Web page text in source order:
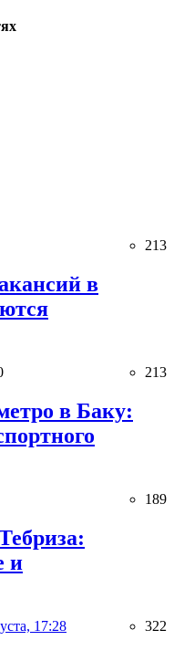
213
в
213
в Баку:
189
и
17:28 322